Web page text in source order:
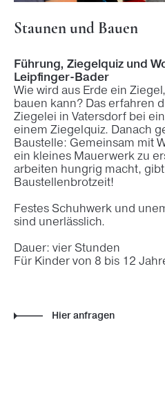
Staunen und Bauen
Führung, Ziegelquiz und
Leipfinger-Bader
Wie wird aus Erde ein
bauen kann? Das erfahren
Ziegelei in Vatersdorf bei
einem Ziegelquiz. Danach
Baustelle: Gemeinsam mit
ein kleines Mauerwerk zu
arbeiten hungrig macht,
Baustellenbrotzeit!
Festes Schuhwerk und
sind unerlässlich.
Dauer: vier Stunden
Für Kinder von 8 bis 12
Hier anfragen